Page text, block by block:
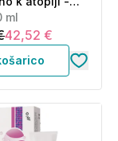
in nega (2 x
ml
42,52 €